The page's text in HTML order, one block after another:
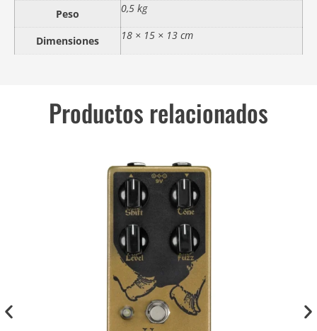
Peso 0,5 kg
Dimensiones 18 × 15 × 13 cm
Productos relacionados